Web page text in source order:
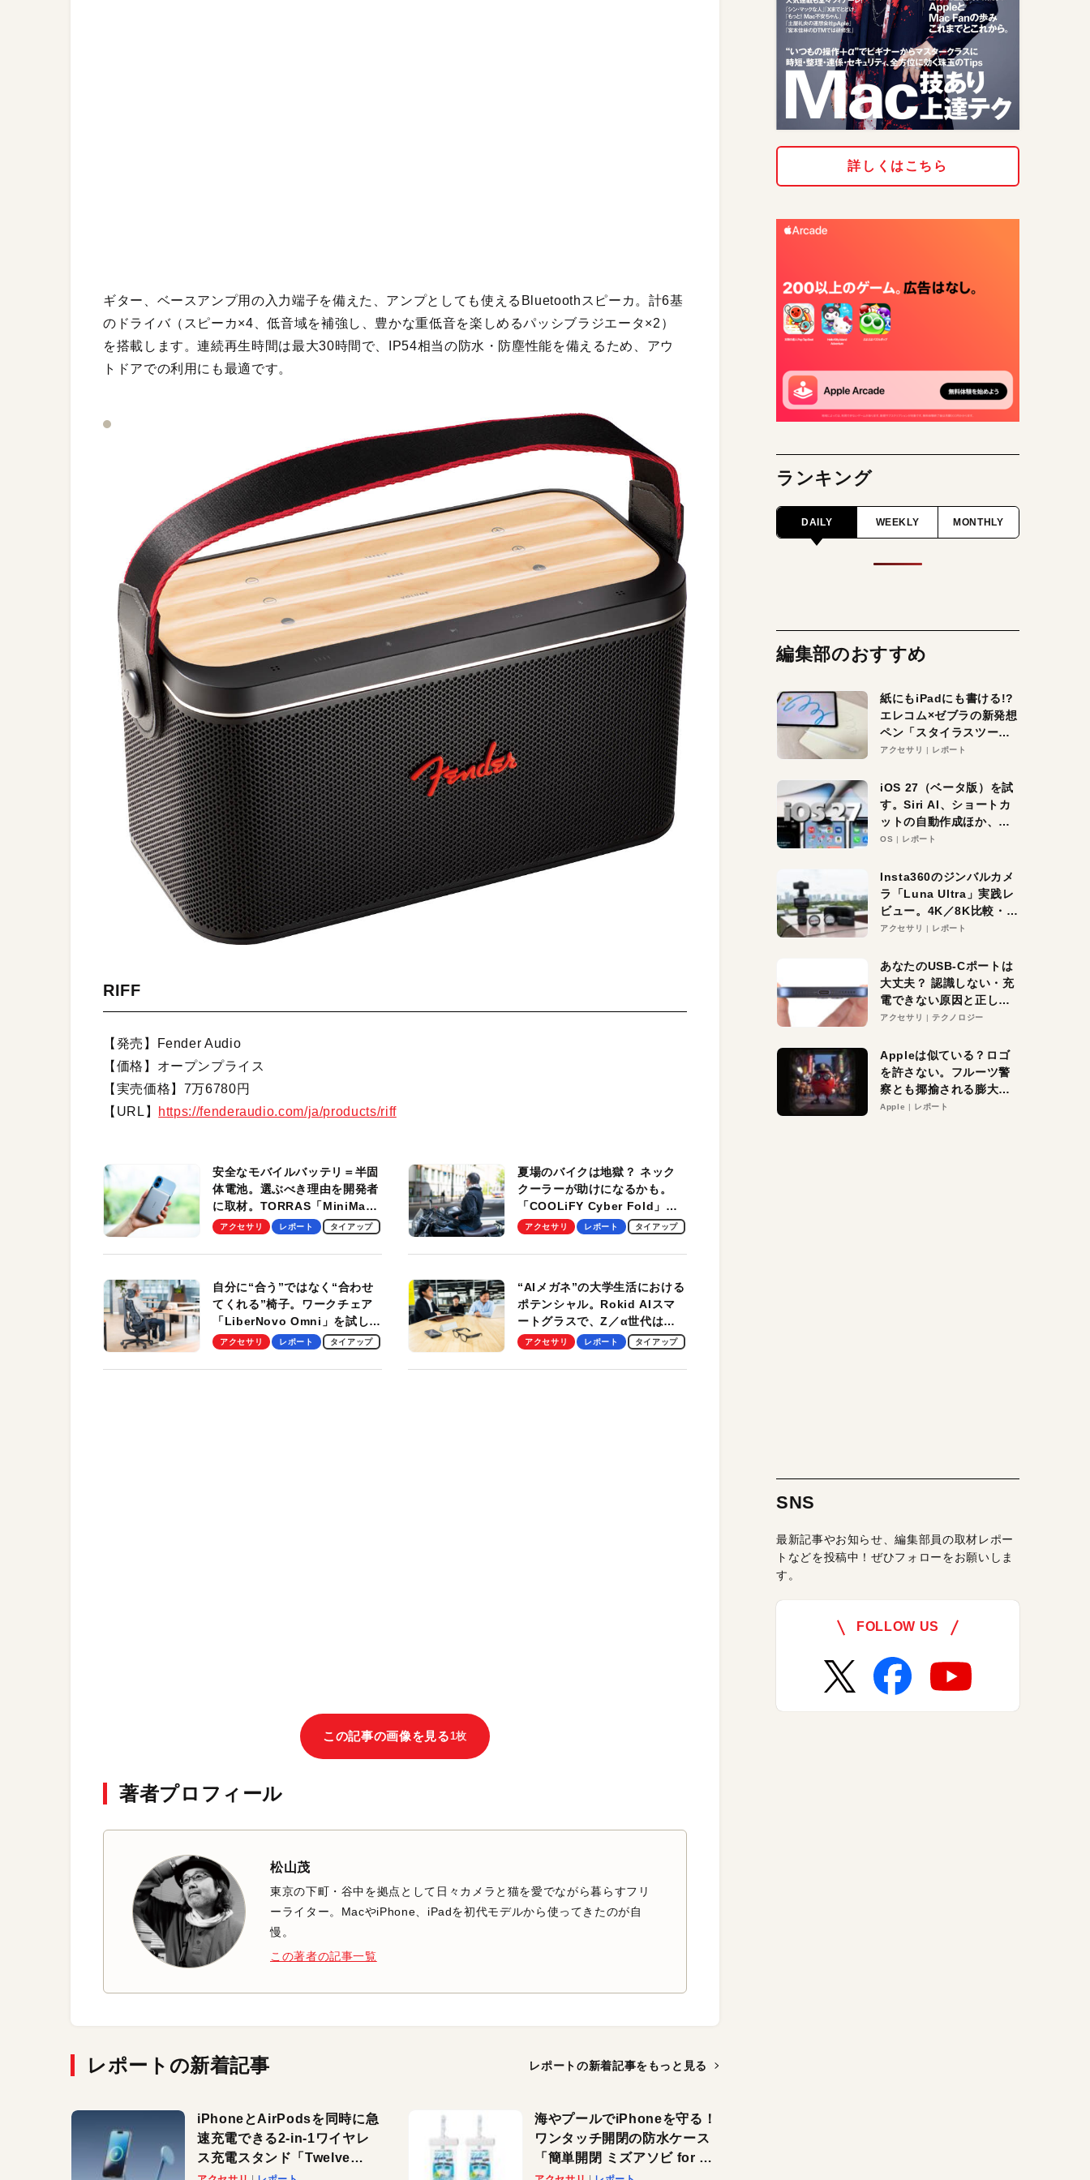
ギター、ベースアンプ用の入力端子を備えた、アンプとしても使えるBluetoothスピーカ。計6基
のドライバ（スピーカ×4、低音域を補強し、豊かな重低音を楽しめるパッシブラジエータ×2）
を搭載します。連続再生時間は最大30時間で、IP54相当の防水・防塵性能を備えるため、アウ
トドアでの利用にも最適です。
RIFF
【発売】Fender Audio
【価格】オープンプライス
【実売価格】7万6780円
【URL】
https://fenderaudio.com/ja/products/riff
安全なモバイルバッテリ＝半固
体電池。選ぶべき理由を開発者
に取材。TORRAS「MiniMag
Pro」の実機レビューも
アクセサリ レポート タイアップ
夏場のバイクは地獄？ ネック
クーラーが助けになるかも。
「COOLiFY Cyber Fold」レ
ビュー。冷却の速さ、密着する
性がグッド！
アクセサリ レポート タイアップ
自分に“合う”ではなく“合わせ
てくれる”椅子。ワークチェア
「LiberNovo Omni」を試して
わかったその魅力。まさかのス
アクセサリ レポート タイアップ
“AIメガネ”の大学生活における
ポテンシャル。Rokid AIスマ
ートグラスで、Z／α世代は何
を見る？ 現役学生起業家、そ
【PR】
アクセサリ レポート タイアップ
この記事の画像を見る1枚
著者プロフィール
松山茂
東京の下町・谷中を拠点として日々カメラと猫を愛でながら暮らすフリ
ーライター。MacやiPhone、iPadを初代モデルから使ってきたのが自
慢。
この著者の記事一覧
レポートの新着記事 レポートの新着記事をもっと見る
iPhoneとAirPodsを同時に急
速充電できる2-in-1ワイヤレ
ス充電スタンド「Twelve
海やプールでiPhoneを守る！
ワンタッチ開閉の防水ケース
「簡単開閉 ミズアソビ for ス
詳しくはこちら
ランキング
DAILY WEEKLY MONTHLY
編集部のおすすめ
紙にもiPadにも書ける!?
エレコム×ゼブラの新発想
ペン「スタイラスツーウ
ェイ」レビュー。持ち替
アクセサリ レポート
iOS 27（ベータ版）を試
す。Siri AI、ショートカ
ットの自動作成ほか、期
待大の便利機能5選。
る未来はすぐそこ！
OS レポート
Insta360のジンバルカメ
ラ「Luna Ultra」実践レ
ビュー。4K／8K比較・ズ
ーム・夜間撮影をチェッ
アクセサリ レポート
あなたのUSB-Cポートは
大丈夫？ 認識しない・充
電できない原因と正しい
対策
アクセサリ テクノロジー
Appleは似ている？ロゴ
を許さない。フルーツ警
察とも揶揄される膨大な
異議申し立て。対象は非
Apple レポート
SNS
最新記事やお知らせ、編集部員の取材レポー
トなどを投稿中！ぜひフォローをお願いしま
す。
FOLLOW US